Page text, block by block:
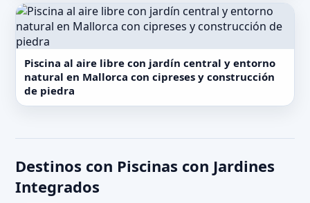
Piscina al aire libre con jardín central y entorno
natural en Mallorca con cipreses y construcción
de piedra
Destinos con Piscinas con Jardines
Integrados